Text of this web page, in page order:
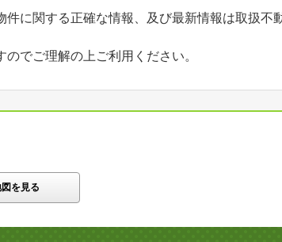
件に関する正確な情報、及び最新情報は取扱不
でご理解の上ご利用ください。
を見る